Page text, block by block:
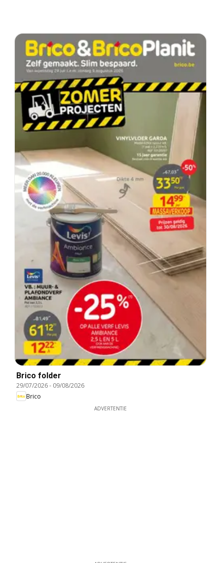
Brico folder
29/07/2026- 09/08/2026
Brico
ADVERTENTIE